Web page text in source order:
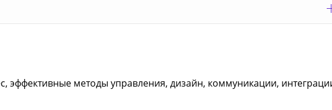
эффективные методы управления, дизайн, коммуникации,